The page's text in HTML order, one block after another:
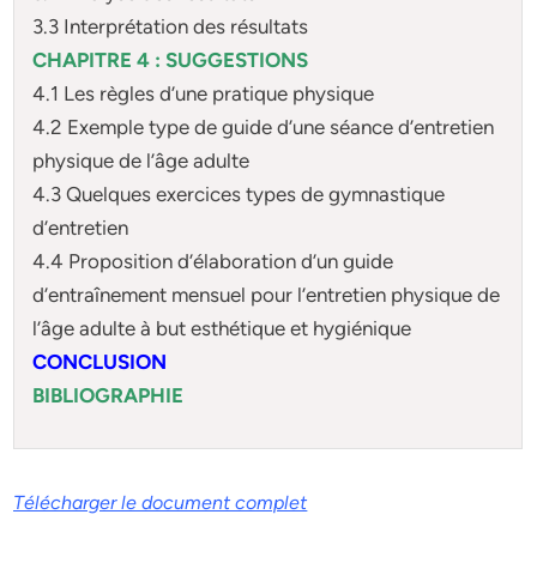
3.3 Interprétation des résultats
CHAPITRE 4 : SUGGESTIONS
4.1 Les règles d’une pratique physique
4.2 Exemple type de guide d’une séance d’entretien
physique de l’âge adulte
4.3 Quelques exercices types de gymnastique
d’entretien
4.4 Proposition d’élaboration d’un guide
d’entraînement mensuel pour l’entretien physique de
l’âge adulte à but esthétique et hygiénique
CONCLUSION
BIBLIOGRAPHIE
Télécharger le document complet